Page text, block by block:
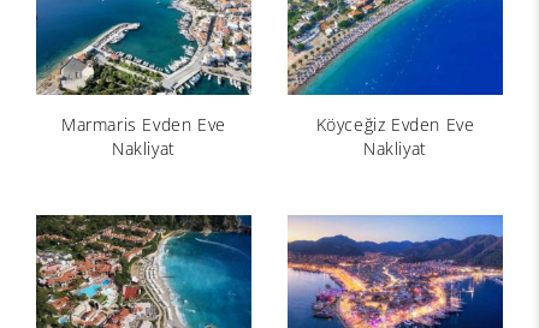
Marmaris Evden Eve
Nakliyat
Köyceğiz Evden Eve
Nakliyat